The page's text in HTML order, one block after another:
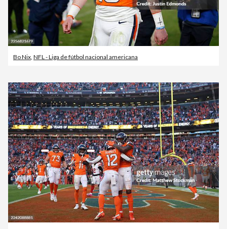
Bo Nix NFL - Liga de fútbol nacional americana